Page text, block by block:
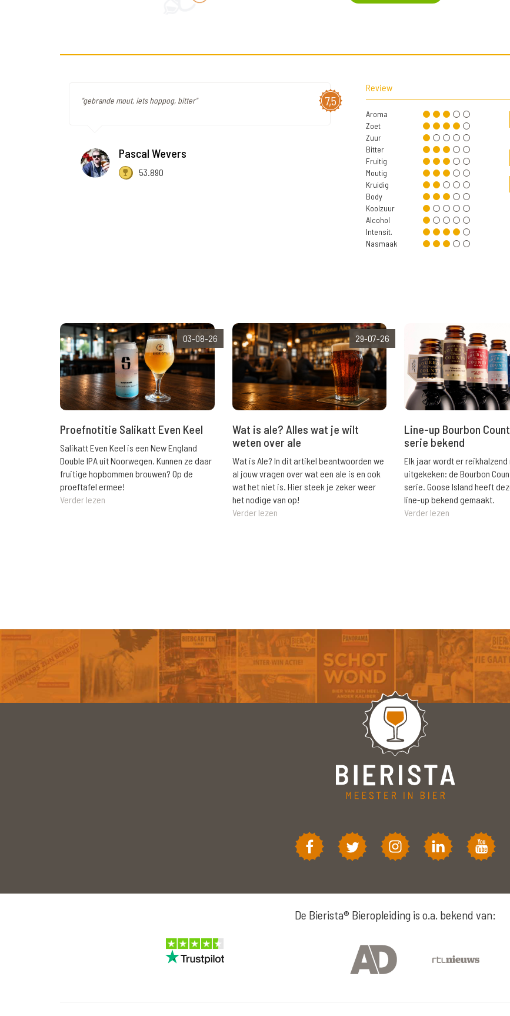
7,5
"gebrande mout, iets hoppog, bitter"
Pascal Wevers
53.890
Review
Aroma
Zoet
Zuur
Bitter
Fruitig
Moutig
Kruidig
Body
Koolzuur
Alcohol
Intensit.
Nasmaak
03-08-26
Proefnotitie Salikatt Even Keel
Salikatt Even Keel is een New England
Double IPA uit Noorwegen. Kunnen ze daar
fruitige hopbommen brouwen? Op de
proeftafel ermee!
Verder lezen
29-07-26
Wat is ale? Alles wat je wilt
weten over ale
Wat is Ale? In dit artikel beantwoorden we
al jouw vragen over wat een ale is en ook
wat het niet is. Hier steek je zeker weer
het nodige van op!
Verder lezen
Line-up Bourbon
serie bekend
Elk jaar wordt er reikhalzend
uitgekeken: de Bourbon
serie. Goose Island heeft
line-up bekend gemaakt.
Verder lezen
De Bierista® Bieropleiding is o.a. bekend van: